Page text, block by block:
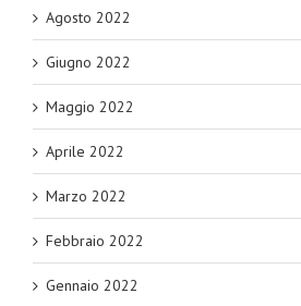
Agosto 2022
Giugno 2022
Maggio 2022
Aprile 2022
Marzo 2022
Febbraio 2022
Gennaio 2022